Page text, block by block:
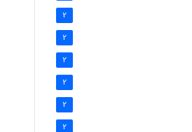
2
2
2
2
2
2